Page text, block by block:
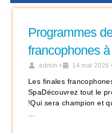
Programmes
francophones
admin • 14 mai 2026
Les finales
SpaDécouvrez tout le
!Qui sera champion et
…